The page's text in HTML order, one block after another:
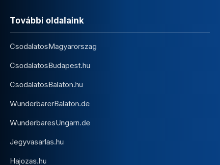
További oldalaink
CsodalatosMagyarorszag
CsodalatosBudapest.hu
CsodalatosBalaton.hu
WunderbarerBalaton.de
WunderbaresUngarn.de
Jegyvasarlas.hu
Hajozas.hu